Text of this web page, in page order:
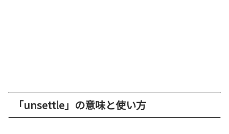
「unsettle」の意味と使い方